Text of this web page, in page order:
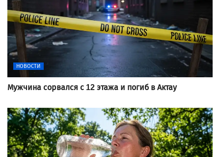
НОВОСТИ
Мужчина сорвался с 12 этажа и погиб в Актау